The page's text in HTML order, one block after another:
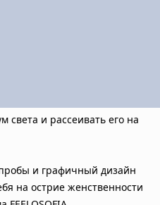
света и рассеивать его на
и графичный дизайн
на острие женственности